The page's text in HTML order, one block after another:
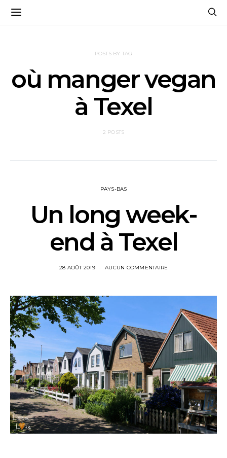
POSTS BY TAG
où manger vegan
à Texel
2 POSTS
PAYS-BAS
Un long week-
end à Texel
28 AOÛT 2019 AUCUN COMMENTAIRE